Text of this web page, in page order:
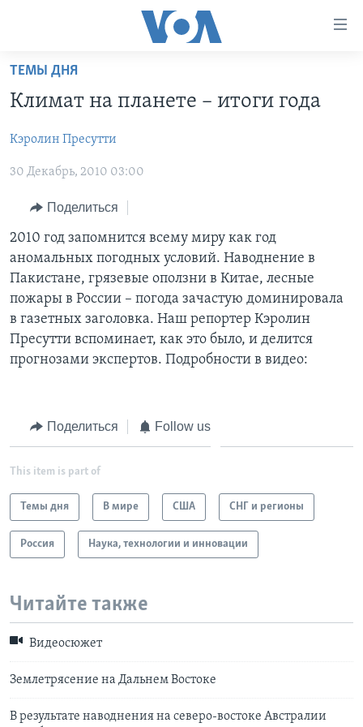
Перейти
основной
Перейти
навигации
поиск
АМЕРИКА
НОВОСТИ ЗА МИНУТУ
ИТОГИ
ПОЧЕМУ ЭТО ВАЖНО?
ДИСКУССИЯ VOA
НЬЮ-ЙОРК NEW YORK
АМЕРИКА. БОЛЬШОЕ ПУТЕШЕСТВИЕ
ПРОЕКТЫ
УЧИМ АНГЛИЙСКИЙ
НАША АМЕРИКАНСКАЯ ИСТОРИЯ
А КАК В АМЕРИКЕ?
АРТЕФАКТЫ
АМЕРИКАНСКИЕ ГОРОДКИ
ТЕСТЫ
ЭКСПЕРТИЗА
ИНТЕРВЬЮ
ФАКТЫ ПРОТИВ ФЕЙКОВ
ЗА СВОБОДУ ПРЕССЫ
УЧИМ АНГЛИЙСКИЙ
ВИДЕО
ПОДПИСКА НА НОВОСТИ
СОЦИАЛЬНЫЕ СЕТИ
Языки
ТЕМЫ ДНЯ
Климат на планете – итоги года
Кэролин Пресутти
30 Декабрь, 2010 03:00
Поделиться
2010 год запомнится всему миру как год
аномальных погодных условий. Наводнение в
Пакистане, грязевые оползни в Китае, лесные
пожары в России – погода зачастую доминировала
в газетных заголовка. Наш репортер Кэролин
Пресутти вспоминает, как это было, и делится
прогнозами экспертов. Подробности в видео:
Поделиться Follow us
This item is part of
Темы дня В мире США СНГ и регионы
Россия Наука, технологии и инновации
Читайте также
Видеосюжет
Землетрясение на Дальнем Востоке
В результате наводнения на северо-востоке Австралии